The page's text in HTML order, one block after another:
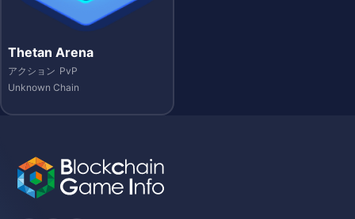
Thetan Arena
アクション PvP
Unknown Chain